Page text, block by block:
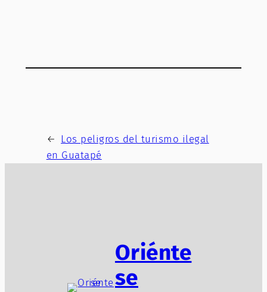
← Los peligros del turismo ilegal
en Guatapé
Oriénte
se